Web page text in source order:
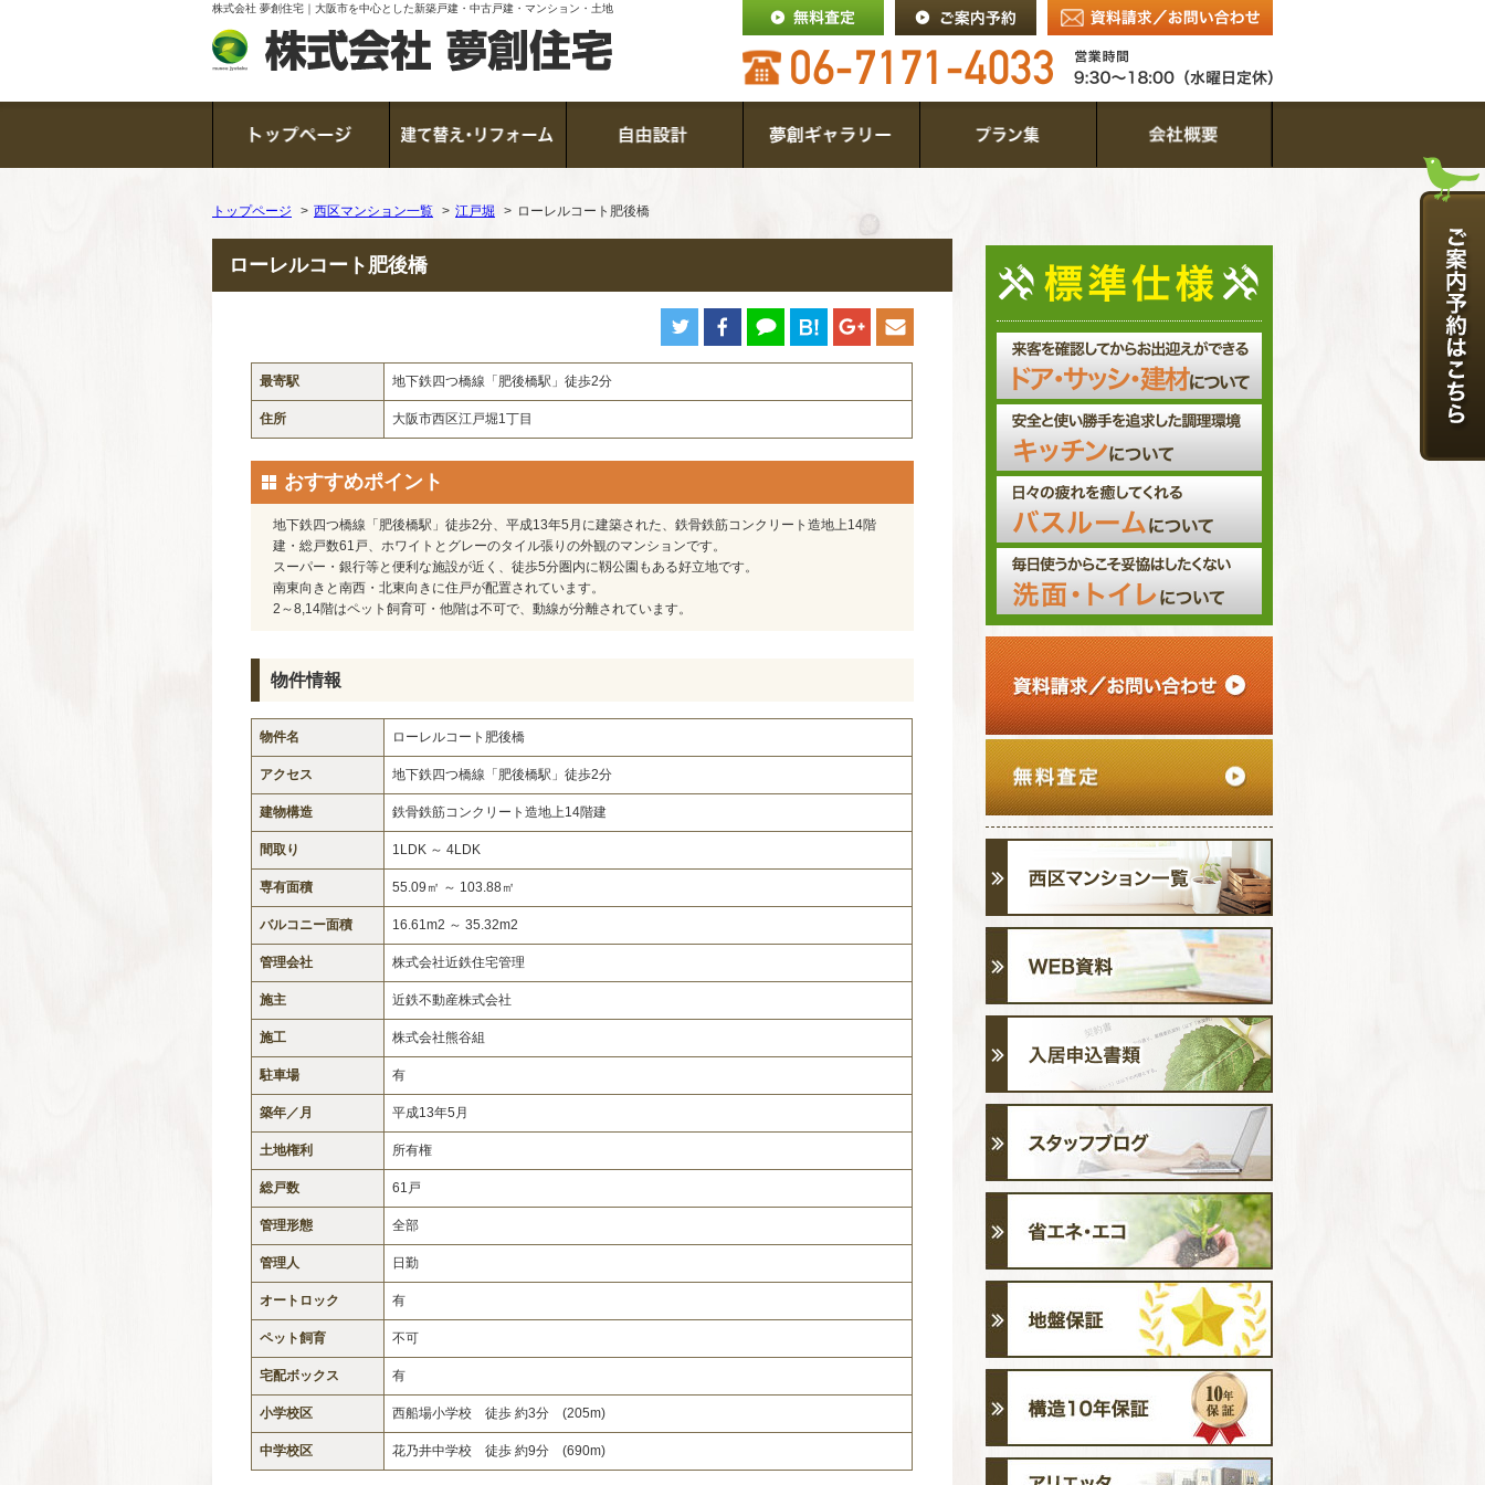
株式会社 夢創住宅｜大阪市を中心とした新築戸建・中古戸建・マンション・土地
トップページ 西区マンション一覧 江戸堀 ローレルコート肥後橋
ローレルコート肥後橋
最寄駅 地下鉄四つ橋線「肥後橋駅」徒歩2分
住所 大阪市西区江戸堀1丁目
おすすめポイント
地下鉄四つ橋線「肥後橋駅」徒歩2分、平成13年5月に建築された、鉄骨鉄筋コンクリート造地上14階
建・総戸数61戸、ホワイトとグレーのタイル張りの外観のマンションです。
スーパー・銀行等と便利な施設が近く、徒歩5分圏内に靱公園もある好立地です。
南東向きと南西・北東向きに住戸が配置されています。
2～8,14階はペット飼育可・他階は不可で、動線が分離されています。
物件情報
物件名 ローレルコート肥後橋
アクセス 地下鉄四つ橋線「肥後橋駅」徒歩2分
建物構造 鉄骨鉄筋コンクリート造地上14階建
間取り 1LDK ～ 4LDK
専有面積 55.09㎡ ～ 103.88㎡
バルコニー面積 16.61m2 ～ 35.32m2
管理会社 株式会社近鉄住宅管理
施主 近鉄不動産株式会社
施工 株式会社熊谷組
駐車場 有
築年／月 平成13年5月
土地権利 所有権
総戸数 61戸
管理形態 全部
管理人 日勤
オートロック 有
ペット飼育 不可
宅配ボックス 有
小学校区 西船場小学校 徒歩 約3分 (205m)
中学校区 花乃井中学校 徒歩 約9分 (690m)